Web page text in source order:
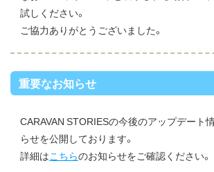
試しください。
ご協力ありがとうございました。
重要なお知らせ
CARAVAN STORIESの今後のアップデート
らせを公開しております。
詳細はこちらのお知らせをご確認ください。